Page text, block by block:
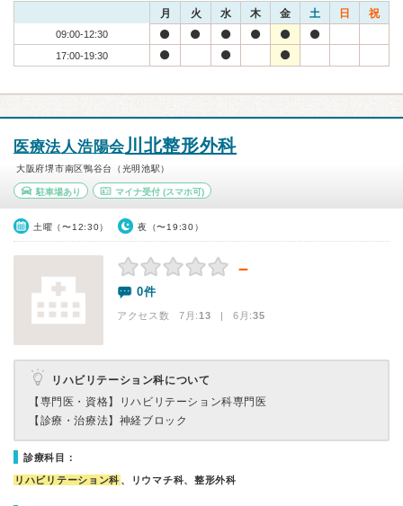
月 火 水 木 金 土 日 祝
09:00-12:30
17:00-19:30
医療法人浩陽会 川北整形外科
大阪府堺市南区鴨谷台（光明池駅）
駐車場あり マイナ受付(スマホ可)
土曜（〜12:30） 夜（〜19:30）
－
0件
アクセス数 7月:13 | 6月:35
リハビリテーション科について
【専門医・資格】
リハビリテーション科専門医
【診療・治療法】 神経ブロック
診療科目：
リハビリテーション科 、リウマチ科、整形外科